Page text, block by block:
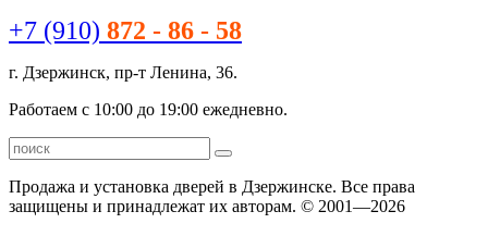
+7 (910) 872 - 86 - 58
г. Дзержинск, пр-т Ленина, 36.
Работаем с 10:00 до 19:00 ежедневно.
Продажа и установка дверей в Дзержинске. Все права
защищены и принадлежат их авторам. © 2001—2026